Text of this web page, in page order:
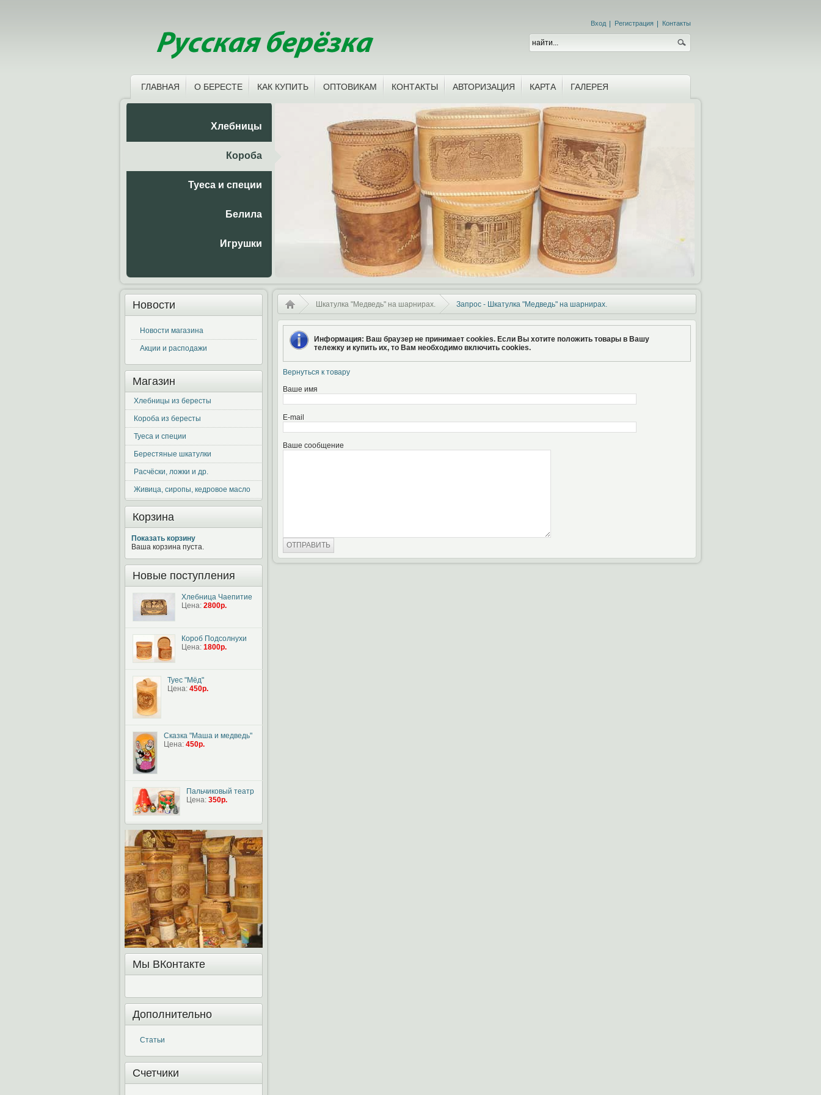
Вход Регистрация Контакты
ГЛАВНАЯ О БЕРЕСТЕ КАК КУПИТЬ ОПТОВИКАМ КОНТАКТЫ АВТОРИЗАЦИЯ КАРТА ГАЛЕРЕЯ
Хлебницы
Короба
Туеса и специи
Белила
Игрушки
Новости
Новости магазина
Акции и расподажи
Магазин
Хлебницы из бересты
Короба из бересты
Туеса и специи
Берестяные шкатулки
Расчёски, ложки и др.
Живица, сиропы, кедровое масло
Корзина
Показать корзину
Ваша корзина пуста.
Новые поступления
Хлебница Чаепитие
Цена: 2800р.
Короб Подсолнухи
Цена: 1800р.
Туес "Мёд"
Цена: 450р.
Сказка "Маша и медведь"
Цена: 450р.
Пальчиковый театр
Цена: 350р.
Мы ВКонтакте
Дополнительно
Статьи
Счетчики
Шкатулка "Медведь" на шарнирах. Запрос - Шкатулка "Медведь" на шарнирах.
Информация: Ваш браузер не принимает cookies. Если Вы хотите положить товары в Вашу
тележку и купить их, то Вам необходимо включить cookies.
Вернуться к товару
Ваше имя
E-mail
Ваше сообщение